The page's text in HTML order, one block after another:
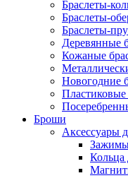
Браслеты-
Браслеты-
Браслеты-
Деревянные
Кожаные
Новогодние
Пластиковые
Броши
Аксессуары
Зажимы
Кольца